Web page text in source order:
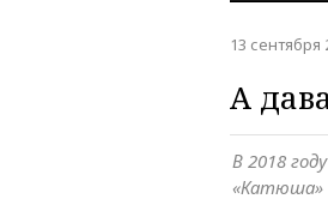
13 сентября
А
В 2018
«Катюша»